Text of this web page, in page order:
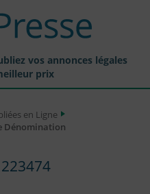
vos annonces légales
prix
Légales
en Ligne
Dénomination
223474